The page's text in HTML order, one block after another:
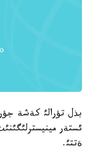
بذل تؤرالئ كةشة
ئستةر
ةتتئ.